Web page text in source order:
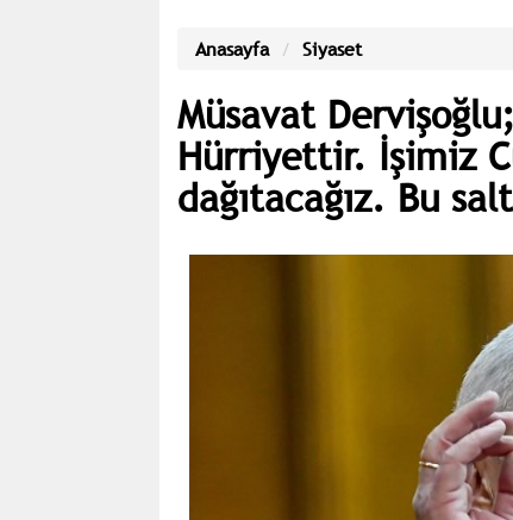
Anasayfa Siyaset
Müsavat
Hürriyettir. İşimiz
dağıtacağız. Bu